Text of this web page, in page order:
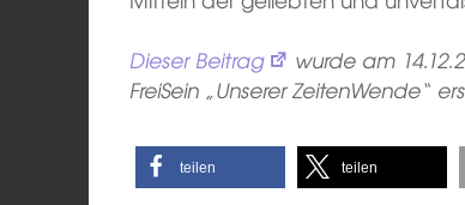
Dieser Beitrag
wurde am
FreiSein „Unserer ZeitenWende“
teilen teilen